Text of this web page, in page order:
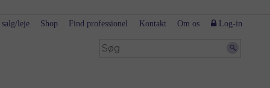
leje Shop Find professionel Kontakt Om os Log-in